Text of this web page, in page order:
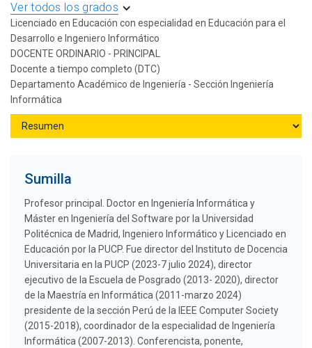
Ver todos los grados
Licenciado en Educación con especialidad en Educación para el
Desarrollo e Ingeniero Informático
DOCENTE ORDINARIO - PRINCIPAL
Docente a tiempo completo (DTC)
Departamento Académico de Ingeniería - Sección Ingeniería
Informática
Sumilla
Profesor principal. Doctor en Ingeniería Informática y
Máster en Ingeniería del Software por la Universidad
Politécnica de Madrid, Ingeniero Informático y Licenciado en
Educación por la PUCP. Fue director del Instituto de Docencia
Universitaria en la PUCP (2023-7 julio 2024), director
ejecutivo de la Escuela de Posgrado (2013- 2020), director
de la Maestría en Informática (2011-marzo 2024)
presidente de la sección Perú de la IEEE Computer Society
(2015-2018), coordinador de la especialidad de Ingeniería
Informática (2007-2013). Conferencista, ponente,